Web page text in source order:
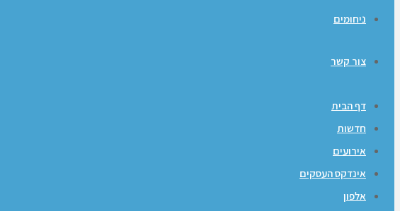
ניחומים
צור קשר
דף הבית
חדשות
אירועים
אינדקס העסקים
אלפון